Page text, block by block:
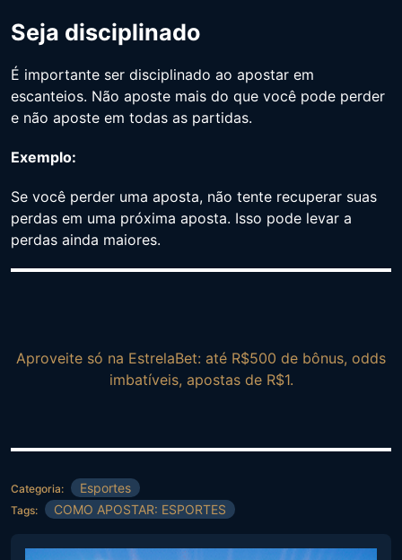
Seja disciplinado
É importante ser disciplinado ao apostar em
escanteios. Não aposte mais do que você pode perder
e não aposte em todas as partidas.
Exemplo:
Se você perder uma aposta, não tente recuperar suas
perdas em uma próxima aposta. Isso pode levar a
perdas ainda maiores.
Aproveite só na EstrelaBet: até R$500 de bônus, odds
imbatíveis, apostas de R$1.
Categoria: Esportes
Tags: COMO APOSTAR: ESPORTES